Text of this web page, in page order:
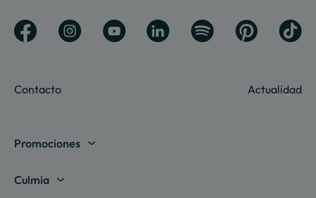
Contacto Actualidad
Promociones
Madrid
Culmia